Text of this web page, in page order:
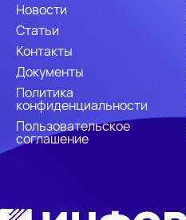
Новости
Статьи
Контакты
Документы
Политика
конфиденциальности
Пользовательское
соглашение